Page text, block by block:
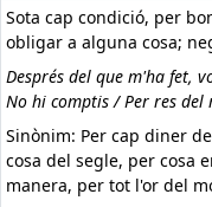
Sota cap condició, per
obligar a alguna cosa;
Després del que m'ha fet,
No hi comptis / Per res del
Sinònim: Per cap diner
cosa del segle, per cosa
manera, per tot l'or del